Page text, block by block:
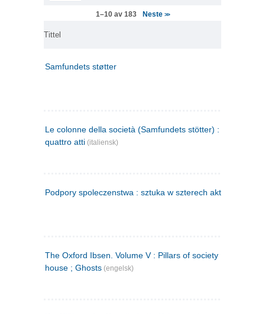
1–10 av 183 Neste >>
Tittel
Samfundets støtter
Le colonne della società (Samfundets stötter) : commedia
quattro atti (italiensk)
Podpory spoleczenstwa : sztuka w szterech aktach
The Oxford Ibsen. Volume V : Pillars of society ; A doll's
house ; Ghosts (engelsk)